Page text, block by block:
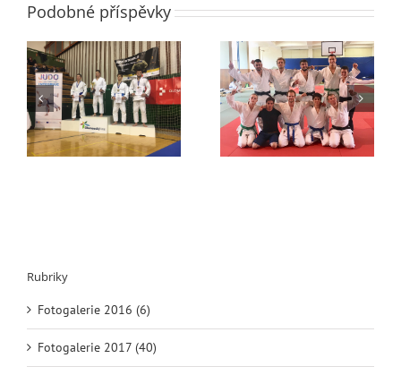
Podobné příspěvky
1. liga – postup do
finálové skupiny ->
SPLNĚNO!
Liberecký SCM sraz
Rubriky
Fotogalerie 2016 (6)
Fotogalerie 2017 (40)